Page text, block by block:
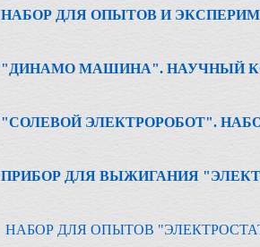
НАБОР ДЛЯ ОПЫТОВ И
"ДИНАМО МАШИНА". НАУЧНЫЙ
"СОЛЕВОЙ ЭЛЕКТРОРОБОТ".
ПРИБОР ДЛЯ ВЫЖИГАНИЯ
НАБОР ДЛЯ ОПЫТОВ